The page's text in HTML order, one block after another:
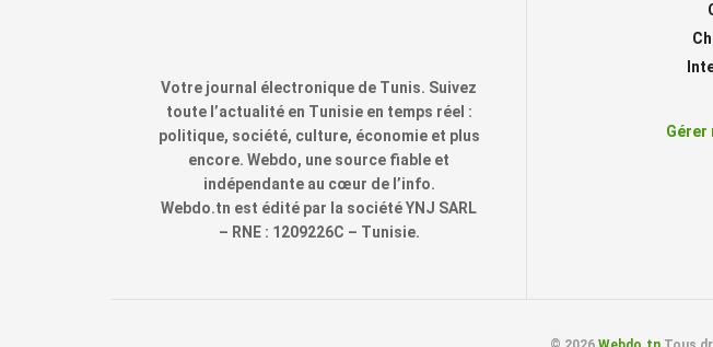
Votre journal électronique de Tunis. Suivez
toute l’actualité en Tunisie en temps réel :
politique, société, culture, économie et plus
encore. Webdo, une source fiable et
indépendante au cœur de l’info.
Webdo.tn est édité par la société YNJ SARL
– RNE : 1209226C – Tunisie.
Gérer